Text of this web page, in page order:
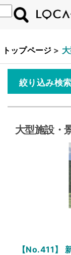
トップページ >
絞り込み検索
大型施設・
【No.411】